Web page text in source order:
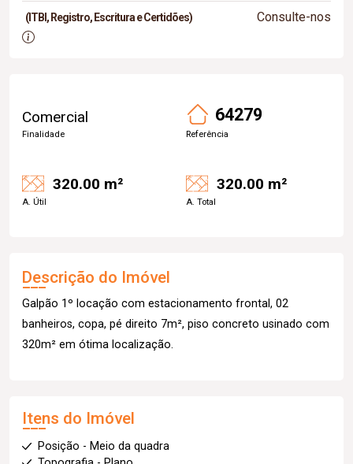
(ITBI, Registro, Escritura e Certidões) Consulte-nos
Comercial
Finalidade
64279
Referência
320.00 m²
A. Útil
320.00 m²
A. Total
Descrição do Imóvel
Galpão 1º locação com estacionamento frontal, 02
banheiros, copa, pé direito 7m², piso concreto usinado com
320m² em ótima localização.
Itens do Imóvel
Posição - Meio da quadra